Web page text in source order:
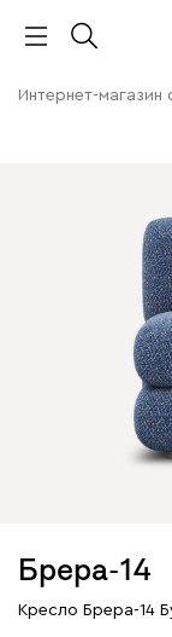
Интернет-магазин
Брера-14
Кресло Брера-14
Арт. 300665